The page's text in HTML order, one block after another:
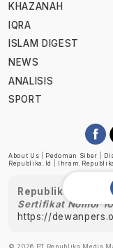
KHAZANAH
IQRA
ISLAM DIGEST
NEWS
ANALISIS
SPORT
About Us Pedoman Siber
Republika.id
Republika telah
Sertifikat Nomor
https://
© 2026 PT Republika Media